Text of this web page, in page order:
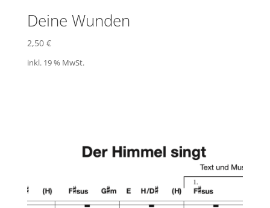
Deine Wunden
2,50 €
inkl. 19 % MwSt.